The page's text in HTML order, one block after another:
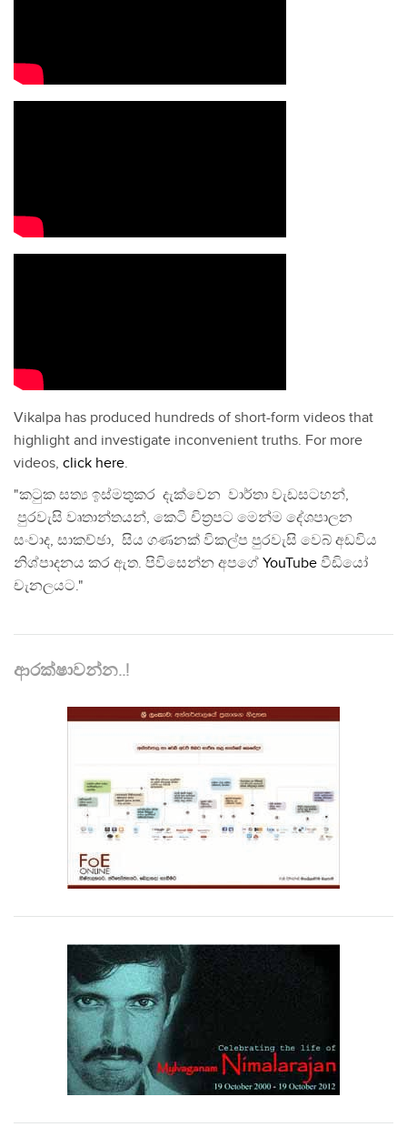
Vikalpa has produced hundreds of short-form videos that
highlight and investigate inconvenient truths. For more
videos, click here.
"කටුක සත්‍ය ඉස්මතුකර දැක්වෙන වාර්තා වැඩසටහන්,
පුරවැසි වෘතාන්තයන්, කෙටි චිත්‍රපට මෙන්ම දේශපාලන
සංවාද, සාකච්ඡා, සිය ගණනක් විකල්ප පුරවැසි වෙබ් අඩවිය
නිශ්පාදනය කර ඇත. පිවිසෙන්න අපගේ YouTube වීඩියෝ
චැනලයට."
ආරක්ෂාවන්න..!